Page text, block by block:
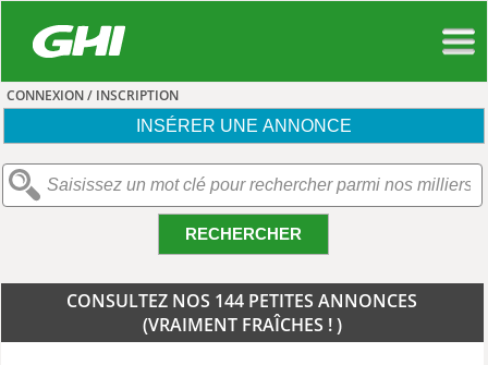
CONNEXION / INSCRIPTION
CONSULTEZ NOS 144 PETITES ANNONCES
(VRAIMENT FRAÎCHES ! )
INSÉRER UNE ANNONCE
RECHERCHER